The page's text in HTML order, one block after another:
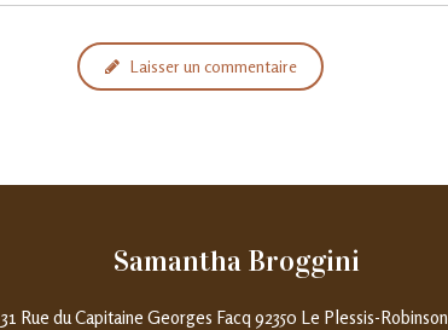
Laisser un commentaire
Samantha Broggini
31 Rue du Capitaine Georges Facq 92350 Le Plessis-Robinson